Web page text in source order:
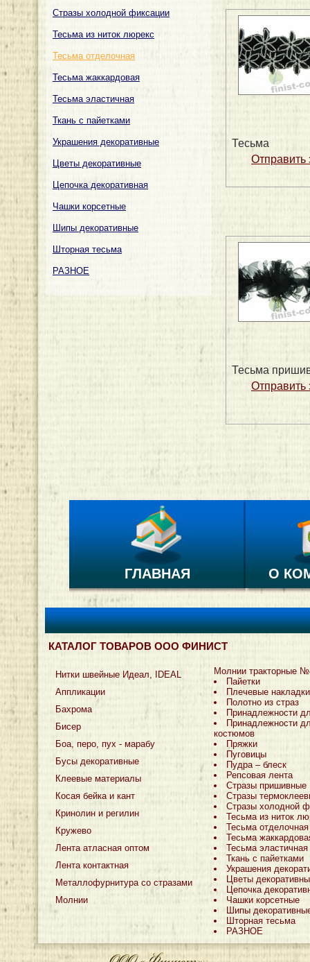
Стразы холодной фиксации
Тесьма из ниток люрекс
Тесьма отделочная
Тесьма жаккардовая
Тесьма эластичная
Ткань с пайетками
Украшения декоративные
Цветы декоративные
Цепочка декоративная
Чашки корсетные
Шипы декоративные
Шторная тесьма
РАЗНОЕ
Тесьма
Тесьма
ГЛАВНАЯ О
КАТАЛОГ ТОВАРОВ ООО ФИНИСТ
Нитки швейные Идеал, IDEAL
Аппликации
Бахрома
Бисер
Боа, перо, пух - марабу
Бусы декоративные
Клеевые материалы
Косая бейка и кант
Кринолин и регилин
Кружево
Лента атласная оптом
Лента контактная
Металлофурнитура со стразами
Молнии
Молнии тракторные
Пайетки
Плечевые накладки
Полотно из страз
Принадлежности
Принадлежности
костюмов
Пряжки
Пуговицы
Пудра – блеск
Репсовая лента
Стразы пришивные
Стразы
Стразы холодной
Тесьма из ниток
Тесьма отделочная
Тесьма
Тесьма эластичная
Ткань с пайетками
Украшения
Цветы
Цепочка
Чашки корсетные
Шипы
Шторная тесьма
РАЗНОЕ